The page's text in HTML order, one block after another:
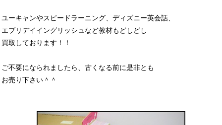
ユーキャンやスピードラーニング、ディズニー英会話、
エブリデイイングリッシュなど教材もどしどし
買取しております！！
ご不要になられましたら、古くなる前に是非とも
お売り下さい＾＾